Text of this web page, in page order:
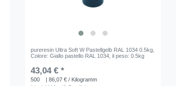
pureresin Ultra Soft W Pastellgelb RAL 1034 0.5kg
Colore: Giallo pastello RAL 1034 , il peso: 0.5kg
43,04 € *
500
| 86,07 € / Kilogramm